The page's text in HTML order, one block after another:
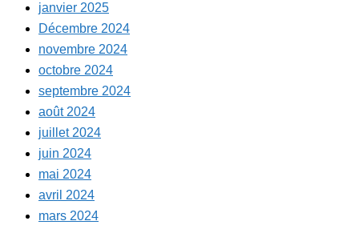
janvier 2025
Décembre 2024
novembre 2024
octobre 2024
septembre 2024
août 2024
juillet 2024
juin 2024
mai 2024
avril 2024
mars 2024